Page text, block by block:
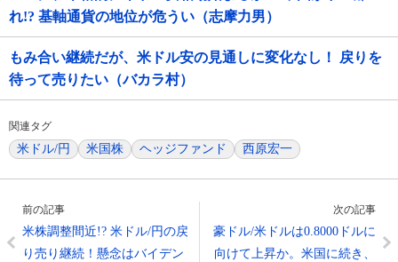
れ!? 基軸通貨の地位が危うい（志摩力男）
もみ合い継続だが、米ドル安の見通しに変化なし！ 戻りを
待って売りたい（バカラ村）
関連タグ
米ドル/円 米国株 ヘッジファンド 西原宏一
前の記事
米株調整間近!? 米ドル/円の戻
り売り継続！懸念はバイデン
次の記事
豪ドル/米ドルは0.8000ドルに
向けて上昇か。米国に続き、